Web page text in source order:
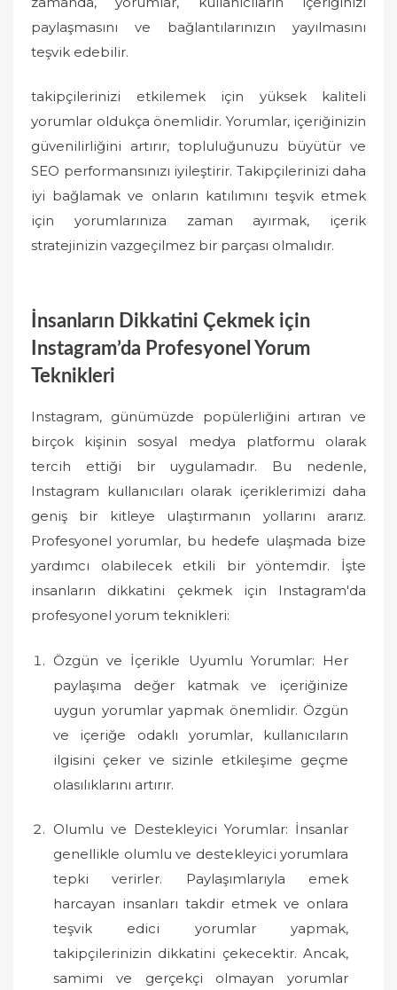
paylaşmasını ve bağlantılarınızın yayılmasını
teşvik edebilir.
takipçilerinizi etkilemek için yüksek kaliteli
yorumlar oldukça önemlidir. Yorumlar, içeriğinizin
güvenilirliğini artırır, topluluğunuzu büyütür ve
SEO performansınızı iyileştirir. Takipçilerinizi daha
iyi bağlamak ve onların katılımını teşvik etmek
için yorumlarınıza zaman ayırmak, içerik
stratejinizin vazgeçilmez bir parçası olmalıdır.
İnsanların Dikkatini Çekmek için
Instagram’da Profesyonel Yorum
Teknikleri
Instagram, günümüzde popülerliğini artıran ve
birçok kişinin sosyal medya platformu olarak
tercih ettiği bir uygulamadır. Bu nedenle,
Instagram kullanıcıları olarak içeriklerimizi daha
geniş bir kitleye ulaştırmanın yollarını ararız.
Profesyonel yorumlar, bu hedefe ulaşmada bize
yardımcı olabilecek etkili bir yöntemdir. İşte
insanların dikkatini çekmek için Instagram'da
profesyonel yorum teknikleri:
Özgün ve İçerikle Uyumlu Yorumlar: Her
paylaşıma değer katmak ve içeriğinize
uygun yorumlar yapmak önemlidir. Özgün
ve içeriğe odaklı yorumlar, kullanıcıların
ilgisini çeker ve sizinle etkileşime geçme
olasılıklarını artırır.
Olumlu ve Destekleyici Yorumlar: İnsanlar
genellikle olumlu ve destekleyici yorumlara
tepki verirler. Paylaşımlarıyla emek
harcayan insanları takdir etmek ve onlara
teşvik edici yorumlar yapmak,
takipçilerinizin dikkatini çekecektir. Ancak,
samimi ve gerçekçi olmayan yorumlar